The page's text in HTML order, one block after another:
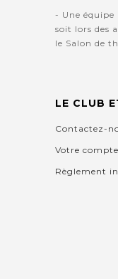
- Une équipe
soit lors des
le Salon de
LE CLUB
Contactez-
Votre compte
Règlement